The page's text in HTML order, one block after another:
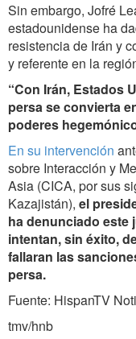
Sin embargo, Jofré
estadounidense ha
resistencia de Irán y
y referente en la
“Con Irán, Estados
persa se convierta
poderes
En su intervención
sobre Interacción y
Asia (CICA, por sus
Kazajistán), el
ha denunciado este
intentan, sin éxito,
fallaran las
persa.
Fuente: HispanTV
tmv/hnb